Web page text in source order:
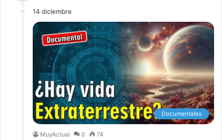
14 diciembre
Documentales
MuyActual 0 74